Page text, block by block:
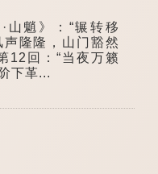
魈》：“辗转移
隆隆，山门豁然
12回：“当夜万籁
下革...